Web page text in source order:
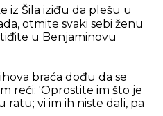
iz Šila iziđu da plešu u
otmite svaki sebi ženu
u Benjaminovu
braća dođu da se
reći: 'Oprostite im što je
ratu; vi im ih niste dali, pa